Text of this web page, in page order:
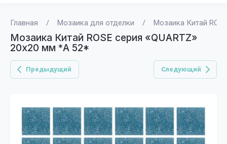
Главная / Мозаика для отделки / Мозаика Китай
Мозаика Китай ROSE серия «QUARTZ»
20х20 мм *А 52*
Предыдущий Следующий